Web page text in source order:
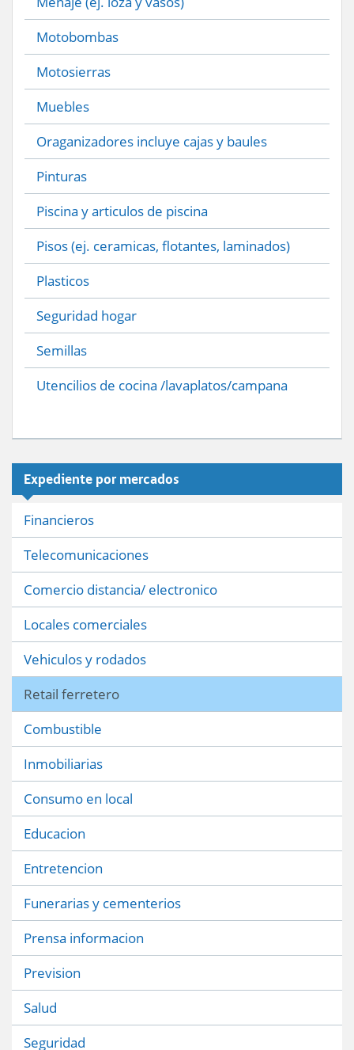
Motobombas
Motosierras
Muebles
Oraganizadores incluye cajas y baules
Pinturas
Piscina y articulos de piscina
Pisos (ej. ceramicas, flotantes, laminados)
Plasticos
Seguridad hogar
Semillas
Utencilios de cocina /lavaplatos/campana
Expediente por mercados
Financieros
Telecomunicaciones
Comercio distancia/ electronico
Locales comerciales
Vehiculos y rodados
Retail ferretero
Combustible
Inmobiliarias
Consumo en local
Educacion
Entretencion
Funerarias y cementerios
Prensa informacion
Prevision
Salud
Seguridad